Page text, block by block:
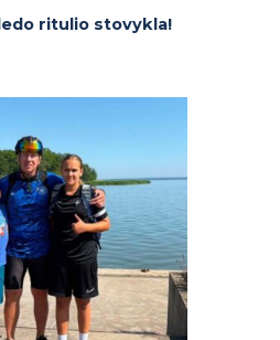
ritulio stovykla!